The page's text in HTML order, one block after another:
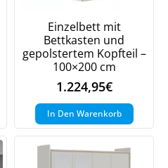
Einzelbett mit
Bettkasten und
gepolstertem Kopfteil –
100×200 cm
1.224,95€
In Den Warenkorb